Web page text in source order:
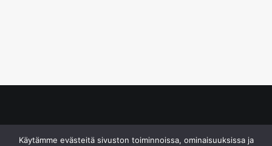
Käytämme evästeitä sivuston toiminnoissa, ominaisuuksissa ja